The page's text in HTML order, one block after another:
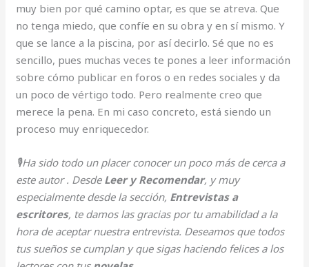
muy bien por qué camino optar, es que se atreva. Que
no tenga miedo, que confíe en su obra y en sí mismo. Y
que se lance a la piscina, por así decirlo. Sé que no es
sencillo, pues muchas veces te pones a leer información
sobre cómo publicar en foros o en redes sociales y da
un poco de vértigo todo. Pero realmente creo que
merece la pena. En mi caso concreto, está siendo un
proceso muy enriquecedor.
🎙Ha sido todo un placer conocer un poco más de cerca a
este autor . Desde Leer y Recomendar, y muy
especialmente desde la sección, Entrevistas a
escritores, te damos las gracias por tu amabilidad a la
hora de aceptar nuestra entrevista. Deseamos que todos
tus sueños se cumplan y que sigas haciendo felices a los